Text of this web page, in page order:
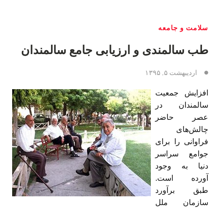
سلامت و جامعه
طب سالمندی و ارزيابی جامع سالمندان
اردیبهشت ۵, ۱۳۹۵
افزایش جمعیت
سالمندان در
عصر حاضر
چالش‌های
فراوانی را برای
جوامع سراسر
دنیا به وجود
آورده است.
طبق برآورد
سازمان ملل